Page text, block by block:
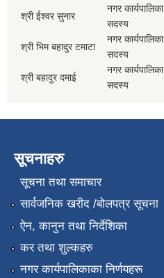
श्री ईश्वर सुनार
नगर कार्यपालिका
सदस्य
श्री भिम बहादुर टमाटा
नगर कार्यपालिका
सदस्य
श्री बहादुर दमाई
नगर कार्यपालिका
सदस्य
सूचनाहरु
सूचना तथा समाचार
सार्वजनिक खरीद /बोलपत्र सूचना
ऐन, कानुन तथा निर्देशिका
कर तथा शुल्कहरु
नगर कार्यपालिकाका निर्णयहरू